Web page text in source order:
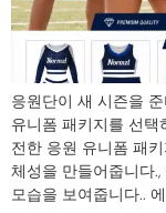
응원단이 새 시즌을
유니폼 패키지를 선
전한 응원 유니폼 패
체성을 만들어줍니다
모습을 보여줍니다..